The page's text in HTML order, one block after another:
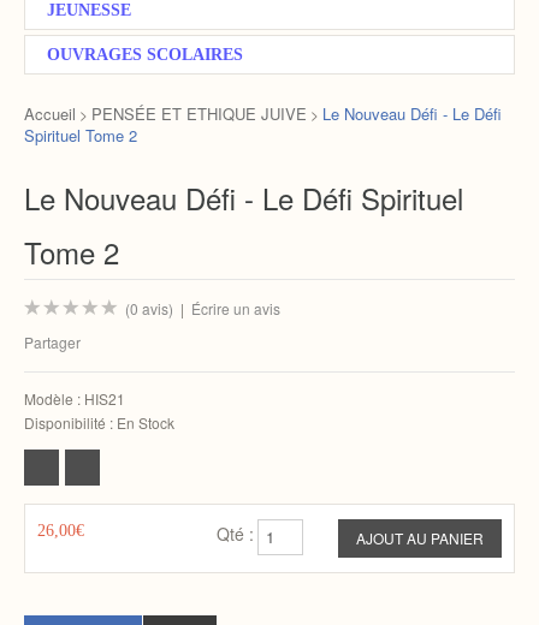
JEUNESSE
OUVRAGES SCOLAIRES
Accueil > PENSÉE ET ETHIQUE JUIVE > Le Nouveau Défi - Le Défi
Spirituel Tome 2
Le Nouveau Défi - Le Défi Spirituel
Tome 2
(0 avis) | Écrire un avis
Partager
Modèle : HIS21
Disponibilité : En Stock
26,00€ Qté :